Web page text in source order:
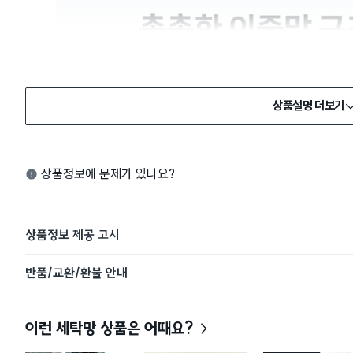
상품설명 더보기
상품정보에 문제가 있나요?
상품정보 제공 고시
반품/교환/환불 안내
이런 세탁망 상품은 어때요?